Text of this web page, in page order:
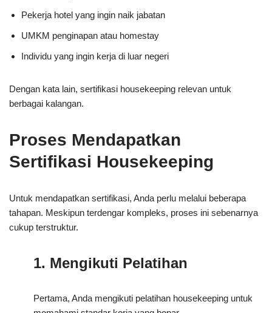
Pekerja hotel yang ingin naik jabatan
UMKM penginapan atau homestay
Individu yang ingin kerja di luar negeri
Dengan kata lain, sertifikasi housekeeping relevan untuk
berbagai kalangan.
Proses Mendapatkan
Sertifikasi Housekeeping
Untuk mendapatkan sertifikasi, Anda perlu melalui beberapa
tahapan. Meskipun terdengar kompleks, proses ini sebenarnya
cukup terstruktur.
1. Mengikuti Pelatihan
Pertama, Anda mengikuti pelatihan housekeeping untuk